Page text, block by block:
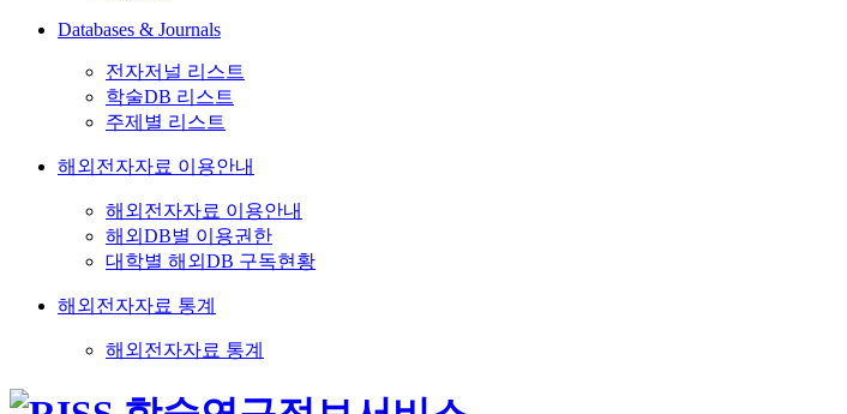
Databases & Journals
전자저널 리스트
학술DB 리스트
주제별 리스트
해외전자자료 이용안내
해외전자자료 이용안내
해외DB별 이용권한
대학별 해외DB 구독현황
해외전자자료 통계
해외전자자료 통계